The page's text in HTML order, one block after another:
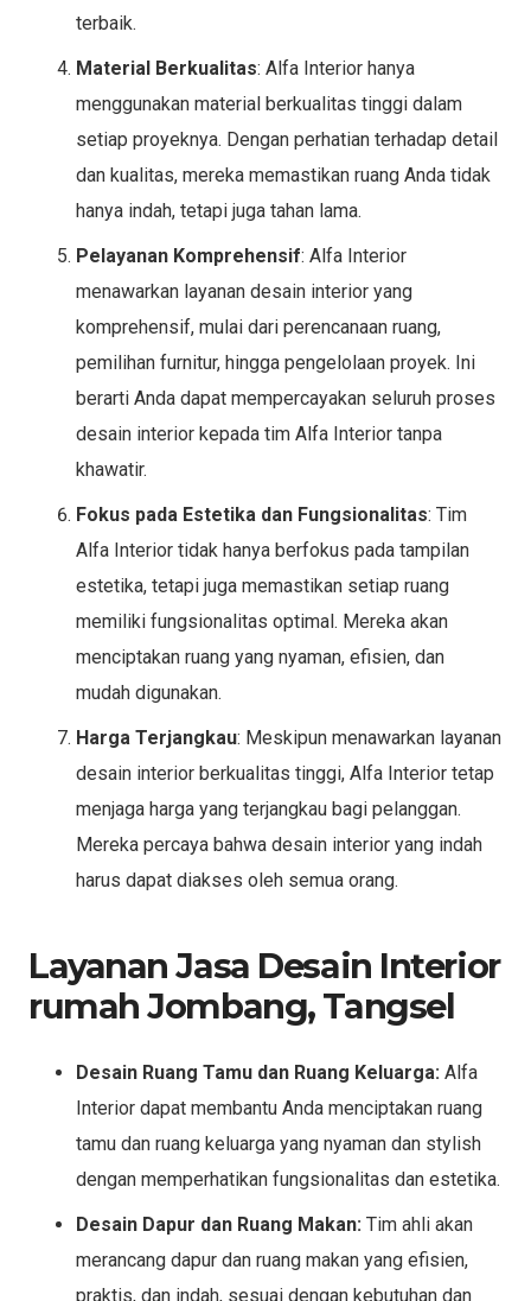
terbaik.
Material Berkualitas: Alfa Interior hanya
menggunakan material berkualitas tinggi dalam
setiap proyeknya. Dengan perhatian terhadap detail
dan kualitas, mereka memastikan ruang Anda tidak
hanya indah, tetapi juga tahan lama.
Pelayanan Komprehensif: Alfa Interior
menawarkan layanan desain interior yang
komprehensif, mulai dari perencanaan ruang,
pemilihan furnitur, hingga pengelolaan proyek. Ini
berarti Anda dapat mempercayakan seluruh proses
desain interior kepada tim Alfa Interior tanpa
khawatir.
Fokus pada Estetika dan Fungsionalitas: Tim
Alfa Interior tidak hanya berfokus pada tampilan
estetika, tetapi juga memastikan setiap ruang
memiliki fungsionalitas optimal. Mereka akan
menciptakan ruang yang nyaman, efisien, dan
mudah digunakan.
Harga Terjangkau: Meskipun menawarkan layanan
desain interior berkualitas tinggi, Alfa Interior tetap
menjaga harga yang terjangkau bagi pelanggan.
Mereka percaya bahwa desain interior yang indah
harus dapat diakses oleh semua orang.
Layanan Jasa Desain Interior
rumah Jombang, Tangsel
Desain Ruang Tamu dan Ruang Keluarga: Alfa
Interior dapat membantu Anda menciptakan ruang
tamu dan ruang keluarga yang nyaman dan stylish
dengan memperhatikan fungsionalitas dan estetika.
Desain Dapur dan Ruang Makan: Tim ahli akan
merancang dapur dan ruang makan yang efisien,
praktis, dan indah, sesuai dengan kebutuhan dan